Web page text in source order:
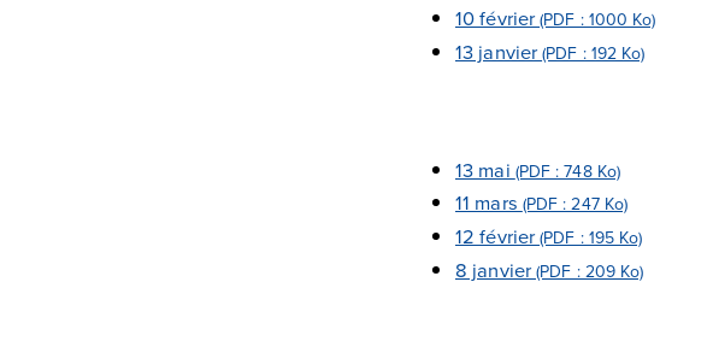
10 février(PDF : 1000 Ko)
13 janvier(PDF : 192 Ko)
13 mai (PDF : 748 Ko)
11 mars (PDF : 247 Ko)
12 février(PDF : 195 Ko)
8 janvier(PDF : 209 Ko)